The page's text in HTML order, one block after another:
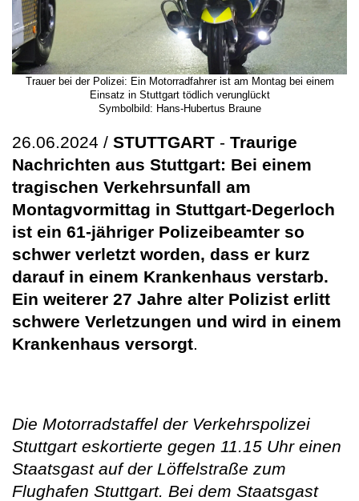
Trauer bei der Polizei: Ein Motorradfahrer ist am Montag bei einem
Einsatz in Stuttgart tödlich verunglückt
Symbolbild: Hans-Hubertus Braune
26.06.2024 / STUTTGART - Traurige
Nachrichten aus Stuttgart: Bei einem
tragischen Verkehrsunfall am
Montagvormittag in Stuttgart-Degerloch
ist ein 61-jähriger Polizeibeamter so
schwer verletzt worden, dass er kurz
darauf in einem Krankenhaus verstarb.
Ein weiterer 27 Jahre alter Polizist erlitt
schwere Verletzungen und wird in einem
Krankenhaus versorgt.
Die Motorradstaffel der Verkehrspolizei
Stuttgart eskortierte gegen 11.15 Uhr einen
Staatsgast auf der Löffelstraße zum
Flughafen Stuttgart. Bei dem Staatsgast